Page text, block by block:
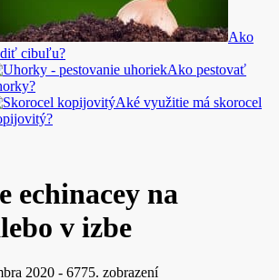
Ako
cibuľu?
Ako pestovať
Aké využitie má skorocel
echinacey na
v izbe
2020 - 6775. zobrazení